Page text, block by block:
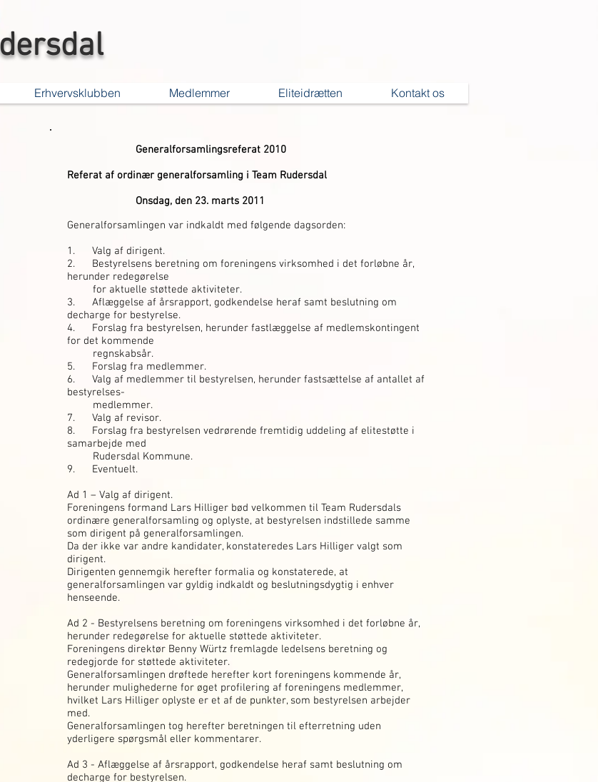
Erhvervsklubben Medlemmer Eliteidrætten Kontakt os
Generalforsamlingsreferat 2010
Referat af ordinær generalforsamling i Team Rudersdal
Onsdag, den 23. marts 2011
Generalforsamlingen var indkaldt med følgende dagsorden:
1. Valg af dirigent.
2. Bestyrelsens beretning om foreningens virksomhed i det forløbne år,
herunder redegørelse
for aktuelle støttede aktiviteter.
3. Aflæggelse af årsrapport, godkendelse heraf samt beslutning om
decharge for bestyrelse.
4. Forslag fra bestyrelsen, herunder fastlæggelse af medlemskontingent
for det kommende
regnskabsår.
5. Forslag fra medlemmer.
6. Valg af medlemmer til bestyrelsen, herunder fastsættelse af antallet af
bestyrelses-
medlemmer.
7. Valg af revisor.
8. Forslag fra bestyrelsen vedrørende fremtidig uddeling af elitestøtte i
samarbejde med
Rudersdal Kommune.
9. Eventuelt.
Ad 1 – Valg af dirigent.
Foreningens formand Lars Hilliger bød velkommen til Team Rudersdals
ordinære generalforsamling og oplyste, at bestyrelsen indstillede samme
som dirigent på generalforsamlingen.
Da der ikke var andre kandidater, konstateredes Lars Hilliger valgt som
dirigent.
Dirigenten gennemgik herefter formalia og konstaterede, at
generalforsamlingen var gyldig indkaldt og beslutningsdygtig i enhver
henseende.
Ad 2 - Bestyrelsens beretning om foreningens virksomhed i det forløbne år,
herunder redegørelse for aktuelle støttede aktiviteter.
Foreningens direktør Benny Würtz fremlagde ledelsens beretning og
redegjorde for støttede aktiviteter.
Generalforsamlingen drøftede herefter kort foreningens kommende år,
herunder mulighederne for øget profilering af foreningens medlemmer,
hvilket Lars Hilliger oplyste er et af de punkter, som bestyrelsen arbejder
med.
Generalforsamlingen tog herefter beretningen til efterretning uden
yderligere spørgsmål eller kommentarer.
Ad 3 - Aflæggelse af årsrapport, godkendelse heraf samt beslutning om
decharge for bestyrelsen.